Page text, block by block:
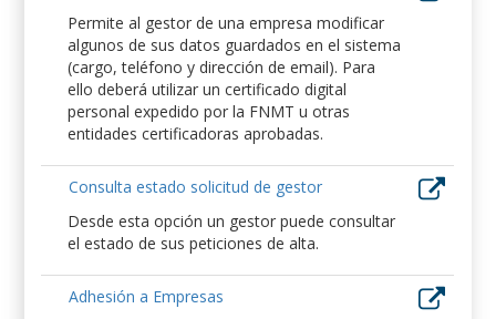
Permite al gestor de una empresa modificar
algunos de sus datos guardados en el sistema
(cargo, teléfono y dirección de email). Para
ello deberá utilizar un certificado digital
personal expedido por la FNMT u otras
entidades certificadoras aprobadas.
Consulta estado solicitud de gestor
Desde esta opción un gestor puede consultar
el estado de sus peticiones de alta.
Adhesión a Empresas